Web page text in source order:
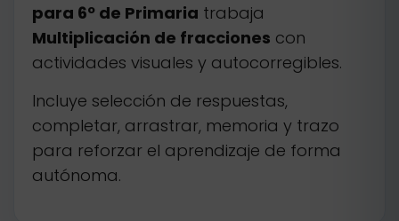
para 6º de Primaria trabaja
Multiplicación de fracciones con
actividades visuales y autocorregibles.
Incluye selección de respuestas,
completar, arrastrar, memoria y trazo
para reforzar el aprendizaje de forma
autónoma.